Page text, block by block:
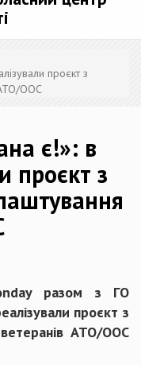
проєкт з
АТО/ООС
є!»: в
проєкт з
разом з ГО
проєкт з
АТО/ООС